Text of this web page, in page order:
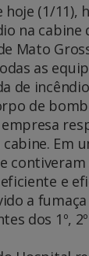
hoje (1/11),
na cabine
Mato
as
de
de
Em
e
a
dos 1º,